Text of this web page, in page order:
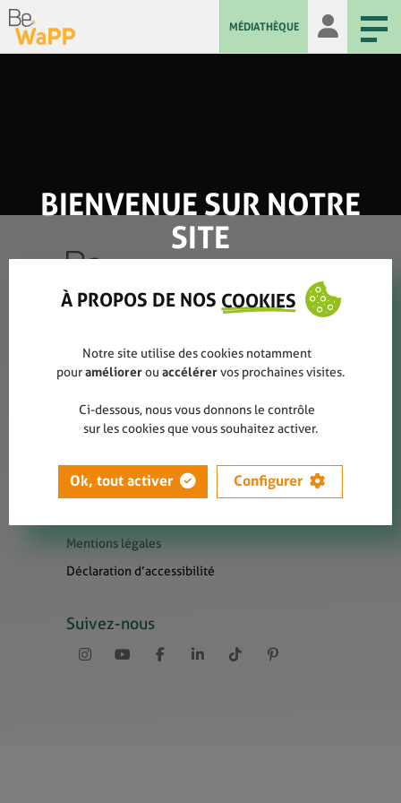
MÉDIATHÈQUE
Qui sommes-nous ?
Rapports annuels
Contact
Presse
Liens utiles
Mentions légales
Déclaration d’accessibilité
Suivez-nous
BIENVENUE SUR NOTRE
SITE
À PROPOS DE NOS COOKIES
Notre site utilise des cookies notamment
pouraméliorerou accélérervos prochaines visites.
Ci-dessous, nous vous donnons le contrôle
sur les cookies que vous souhaitez activer.
Ok, tout activer Configurer